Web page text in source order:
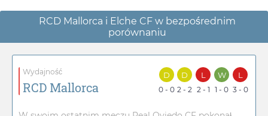
RCD Mallorca i Elche CF w bezpośrednim
porównaniu
Wydajność
RCD Mallorca
D
0 - 0
D
2 - 2
L
2 - 1
W
1 - 0
L
3 - 0